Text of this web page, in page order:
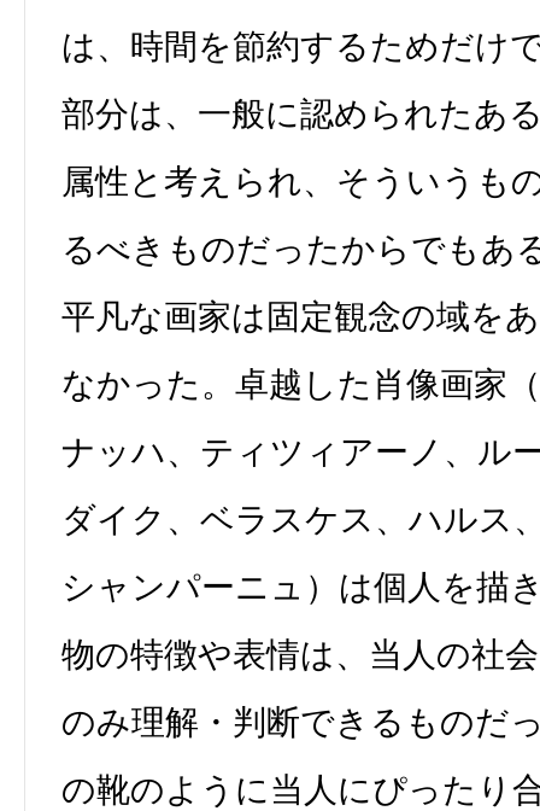
は、時間を節約するためだけ
部分は、一般に認められたあ
属性と考えられ、そういうも
るべきものだったからでもあ
平凡な画家は固定観念の域を
なかった。卓越した肖像画家
ナッハ、ティツィアーノ、ル
ダイク、ベラスケス、ハルス
シャンパーニュ）は個人を描
物の特徴や表情は、当人の社
のみ理解・判断できるものだ
の靴のように当人にぴったり